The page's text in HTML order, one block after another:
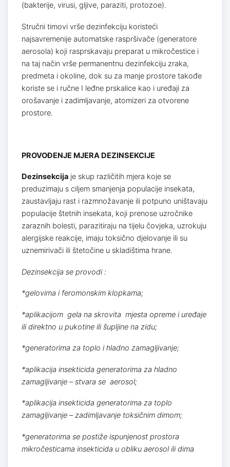
(bakterije, virusi, gljive, paraziti, protozoe).
Stručni timovi vrše dezinfekciju koristeći
najsavremenije automatske raspršivače (generatore
aerosola) koji rasprskavaju preparat u mikročestice i
na taj način vrše permanentnu dezinfekciju zraka,
predmeta i okoline, dok su za manje prostore takođe
koriste se i ručne I leđne prskalice kao i uređaji za
orošavanje i zadimljavanje, atomizeri za otvorene
prostore.
PROVOĐENJE MJERA DEZINSEKCIJE
Dezinsekcijaje skup različitih mjera koje se
preduzimaju s ciljem smanjenja populacije insekata,
zaustavljaju rast i razmnožavanje ili potpuno uništavaju
populacije štetnih insekata, koji prenose uzročnike
zaraznih bolesti, parazitiraju na tijelu čovjeka, uzrokuju
alergijske reakcije, imaju toksično djelovanje ili su
uznemirivači ili štetočine u skladištima hrane.
Dezinsekcija se provodi :
*gelovima i feromonskim klopkama;
*aplikacijom gela na skrovita mjesta opreme i uređaje
ili direktno u pukotine ili šupljine na zidu;
*generatorima za toplo i hladno zamagljivanje;
*aplikacija insekticida generatorima za hladno
zamagljivanje – stvara se aerosol;
*aplikacija insekticida generatorima za toplo
zamagljivanje – zadimljavanje toksičnim dimom;
*generatorima se postiže ispunjenost prostora
mikročesticama insekticida u obliku aerosol ili dima